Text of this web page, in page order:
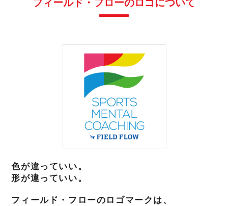
フィールド・フローのロゴについて
色が違っていい。
形が違っていい。
フィールド・フローのロゴマークは、